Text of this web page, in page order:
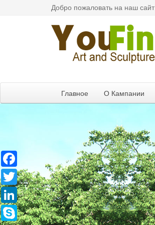
Добро пожаловать на наш сайт
Главное О Кампании
Twitter
LinkedIn
Skype